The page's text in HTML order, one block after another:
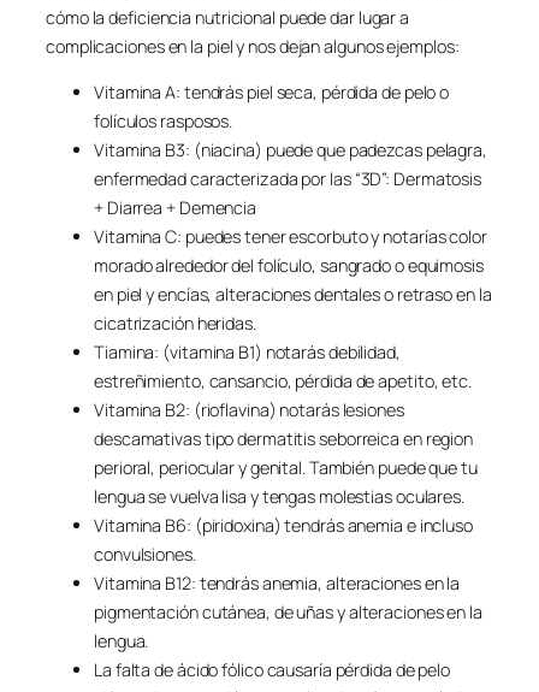
cómo la deficiencia nutricional puede dar lugar a
complicaciones en la piel y nos dejan algunos ejemplos:
Vitamina A: tendrás piel seca, pérdida de pelo o
folículos rasposos.
Vitamina B3: (niacina) puede que padezcas pelagra,
enfermedad caracterizada por las “3D”: Dermatosis
+ Diarrea + Demencia
Vitamina C: puedes tener escorbuto y notarías color
morado alrededor del folículo, sangrado o equimosis
en piel y encías, alteraciones dentales o retraso en la
cicatrización heridas.
Tiamina: (vitamina B1) notarás debilidad,
estreñimiento, cansancio, pérdida de apetito, etc.
Vitamina B2: (rioflavina) notarás lesiones
descamativas tipo dermatitis seborreica en region
perioral, periocular y genital. También puede que tu
lengua se vuelva lisa y tengas molestias oculares.
Vitamina B6: (piridoxina) tendrás anemia e incluso
convulsiones.
Vitamina B12: tendrás anemia, alteraciones en la
pigmentación cutánea, de uñas y alteraciones en la
lengua.
La falta de ácido fólico causaría pérdida de pelo